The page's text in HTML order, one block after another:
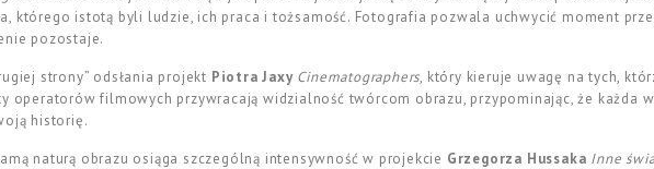
którego istotą byli ludzie, ich praca i tożsamość. Fotografia pozwala uchwycić moment
pozostaje.
strony” odsłania projekt Piotra Jaxy Cinematographers, który kieruje uwagę na tych,
operatorów filmowych przywracają widzialność twórcom obrazu, przypominając, że każda
historię.
naturą obrazu osiąga szczególną intensywność w projekcie Grzegorza Hussaka Inne